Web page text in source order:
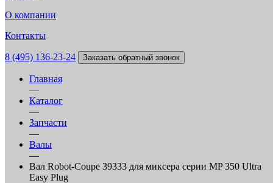
О компании
Контакты
8 (495) 136-23-24 Заказать обратный звонок
Главная
—
Каталог
—
Запчасти
—
Валы
—
Вал Robot-Coupe 39333 для миксера серии MP 350 Ultra
Easy Plug